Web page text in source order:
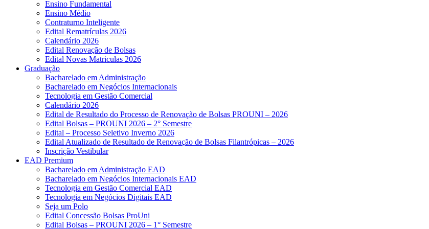
Ensino Fundamental
Ensino Médio
Contraturno Inteligente
Edital Rematrículas 2026
Calendário 2026
Edital Renovação de Bolsas
Edital Novas Matriculas 2026
Graduação
Bacharelado em Administração
Bacharelado em Negócios Internacionais
Tecnologia em Gestão Comercial
Calendário 2026
Edital de Resultado do Processo de Renovação de Bolsas PROUNI – 2026
Edital Bolsas – PROUNI 2026 – 2° Semestre
Edital – Processo Seletivo Inverno 2026
Edital Atualizado de Resultado de Renovação de Bolsas Filantrópicas – 2026
Inscrição Vestibular
EAD Premium
Bacharelado em Administração EAD
Bacharelado em Negócios Internacionais EAD
Tecnologia em Gestão Comercial EAD
Tecnologia em Negócios Digitais EAD
Seja um Polo
Edital Concessão Bolsas ProUni
Edital Bolsas – PROUNI 2026 – 1° Semestre